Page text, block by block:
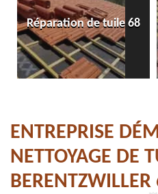
Réparation de tuile 68
ENTREPRISE
NETTOYAGE DE